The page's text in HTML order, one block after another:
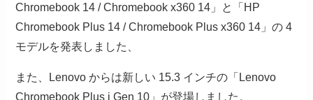
Chromebook 14 / Chromebook x360 14」と「HP
Chromebook Plus 14 / Chromebook Plus x360 14」の 4
モデルを発表しました、
また、Lenovo からは新しい 15.3 インチの「Lenovo
Chromebook Plus i Gen 10」が登場しました。